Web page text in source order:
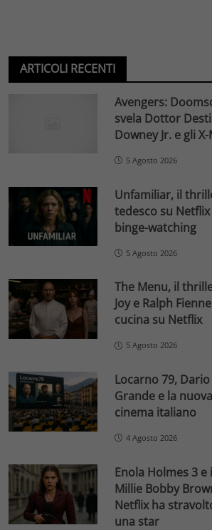
ARTICOLI RECENTI
Avengers:
svela Dottor
Downey Jr. e gli
5 Agosto 2026
Unfamiliar, il
tedesco su
binge-watching
5 Agosto 2026
The Menu, il
Joy e Ralph
cucina su Netflix
5 Agosto 2026
Locarno 79,
Grande e la
cinema italiano
4 Agosto 2026
Enola Holmes 3
Millie Bobby
Netflix ha
una star